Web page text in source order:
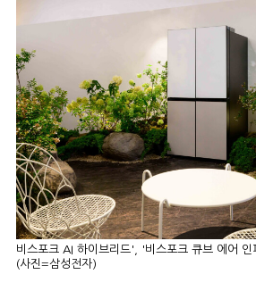
비스포크 AI 하이브리드', '비스포크 큐브 에어
(사진=삼성전자)